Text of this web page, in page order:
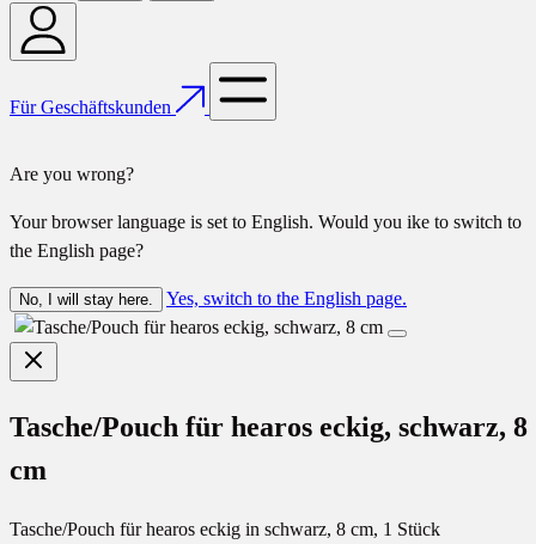
Für Geschäftskunden
Are you wrong?
Your browser language is set to English. Would you ike to switch to
the English page?
No, I will stay here. Yes, switch to the English page.
Tasche/Pouch für hearos eckig, schwarz, 8
cm
Tasche/Pouch für hearos eckig in schwarz, 8 cm, 1 Stück